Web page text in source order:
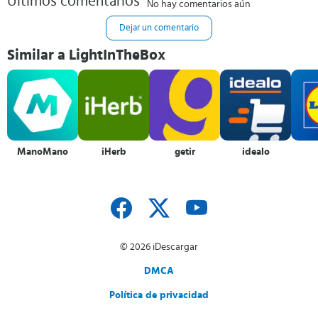
No hay comentarios aún
Dejar un comentario
Similar a LightInTheBox
ManoMano iHerb getir idealo
© 2026 iDescargar
DMCA
Política de privacidad